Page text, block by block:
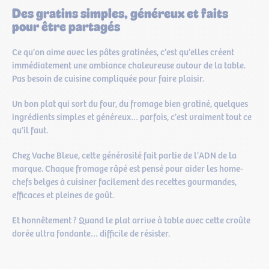
Des gratins simples, généreux et faits
pour être partagés
Ce qu’on aime avec les pâtes gratinées, c’est qu’elles créent
immédiatement une ambiance chaleureuse autour de la table.
Pas besoin de cuisine compliquée pour faire plaisir.
Un bon plat qui sort du four, du fromage bien gratiné, quelques
ingrédients simples et généreux… parfois, c’est vraiment tout ce
qu’il faut.
Chez Vache Bleue, cette générosité fait partie de l’ADN de la
marque. Chaque fromage râpé est pensé pour aider les home-
chefs belges à cuisiner facilement des recettes gourmandes,
efficaces et pleines de goût.
Et honnêtement ? Quand le plat arrive à table avec cette croûte
dorée ultra fondante… difficile de résister.